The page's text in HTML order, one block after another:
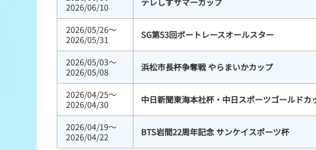
2026/06/10
2026/05/26～
2026/05/31
SG第53回ボートレースオールスター
2026/05/03～
2026/05/08
浜松市長杯争奪戦 やらまいかカップ
2026/04/25～
2026/04/30
中日新聞東海本社杯・中日スポーツゴールドカ
2026/04/19～
2026/04/22
BTS岩間22周年記念 サンケイスポーツ杯